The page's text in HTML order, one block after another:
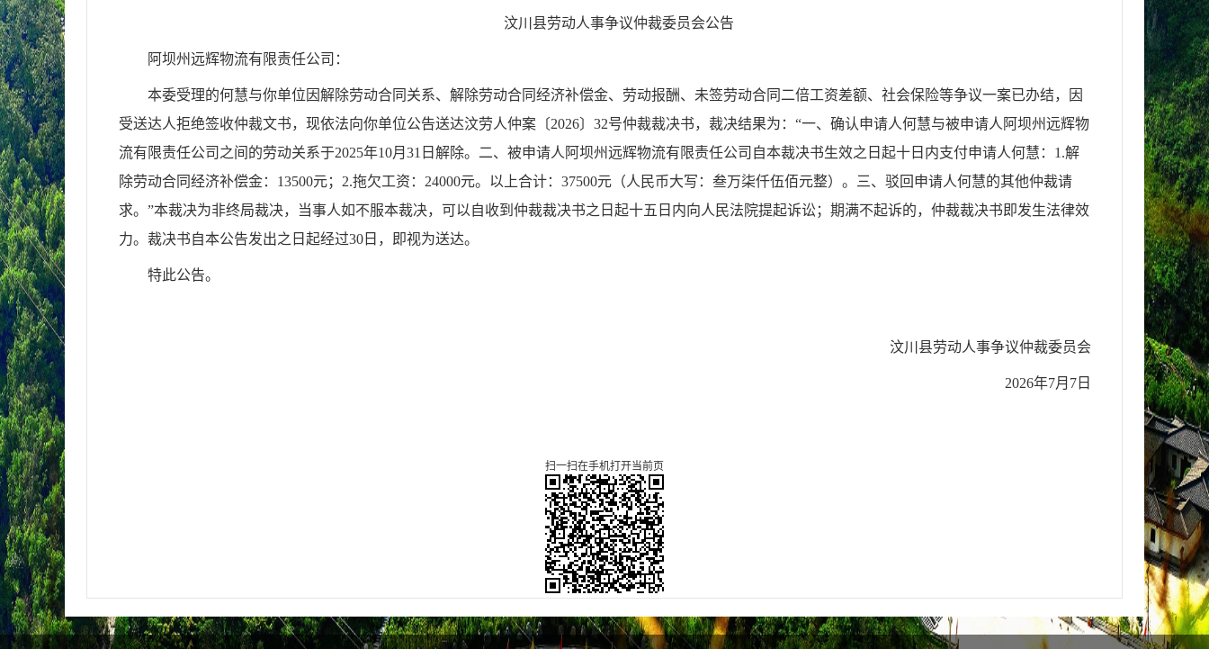
汶川县劳动人事争议仲裁委员会公告
阿坝州远辉物流有限责任公司 ：
本委受理的何慧与你单位因解除劳动合同关系、解除劳动合同经济补偿金、劳动报酬、未签劳动合同二倍工资差额、社会保险等争议一案已办结，因
受送达人拒绝签收仲裁文书，现依法向你单位公告送达汶劳人仲案〔2026〕32号仲裁裁决书，裁决结果为：“一、确认申请人何慧与被申请人阿坝州远辉物
流有限责任公司之间的劳动关系于2025年10月31日解除。 二、被申请人 阿坝州远辉物流有限责任公司自本裁决书生效之日起十日内支付申请人何慧 ： 1.解
除劳动合同经济补偿金：13500元；2.拖欠工资 ： 24000元。以上合计：37500元（人民币大写：叁万柒仟伍佰元整）。三、 驳回申请人何慧的其他仲裁请
求。 ”本裁决为非终局裁决，当事人如不服本裁决，可以自收到仲裁裁决书之日起十五日内向人民法院提起诉讼；期满不起诉的，仲裁裁决书即发生法律效
力。裁决书自本公告发出之日起经过30日，即视为送达。
特此公告。
汶川县劳动人事争议仲裁委员会
2026年7月7日
扫一扫在手机打开当前页